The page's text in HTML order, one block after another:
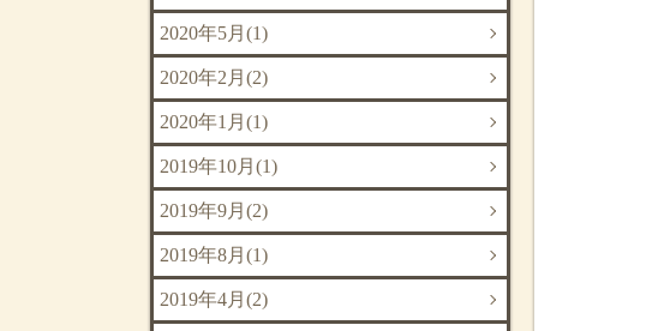
2020年5月(1)
2020年2月(2)
2020年1月(1)
2019年10月(1)
2019年9月(2)
2019年8月(1)
2019年4月(2)